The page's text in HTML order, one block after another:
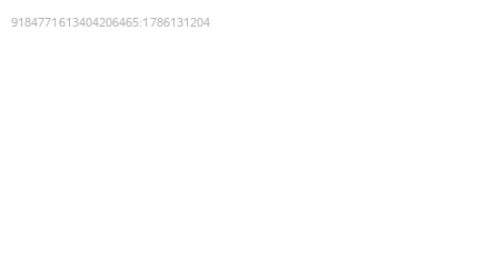
9184771613404206465:1786131204